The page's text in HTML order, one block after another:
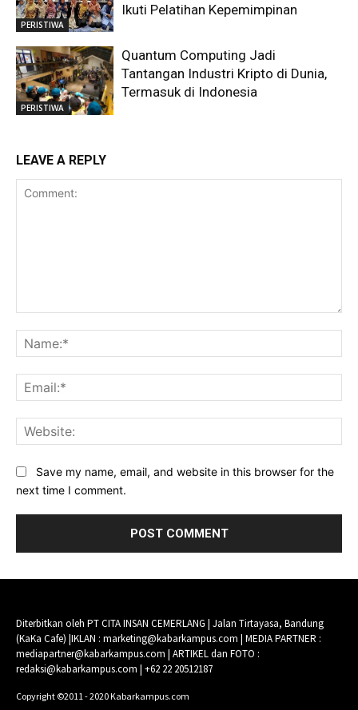
PERISTIWA
Ikuti Pelatihan Kepemimpinan
PERISTIWA
Quantum Computing Jadi
Tantangan Industri Kripto di Dunia,
Termasuk di Indonesia
LEAVE A REPLY
Save my name, email, and website in this browser for the
next time I comment.
Diterbitkan oleh PT CITA INSAN CEMERLANG | Jalan Tirtayasa, Bandung
(KaKa Cafe) |IKLAN : marketing@kabarkampus.com | MEDIA PARTNER :
mediapartner@kabarkampus.com | ARTIKEL dan FOTO :
redaksi@kabarkampus.com | +62 22 20512187
Copyright ©2011 - 2020 Kabarkampus.com